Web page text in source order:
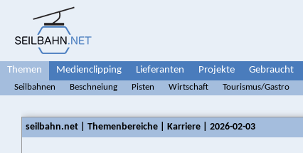
Themen Medienclipping Lieferanten Projekte Gebraucht
Seilbahnen Beschneiung Pisten Wirtschaft Tourismus/Gastro
seilbahn.net | Themenbereiche | Karriere | 2026-02-03